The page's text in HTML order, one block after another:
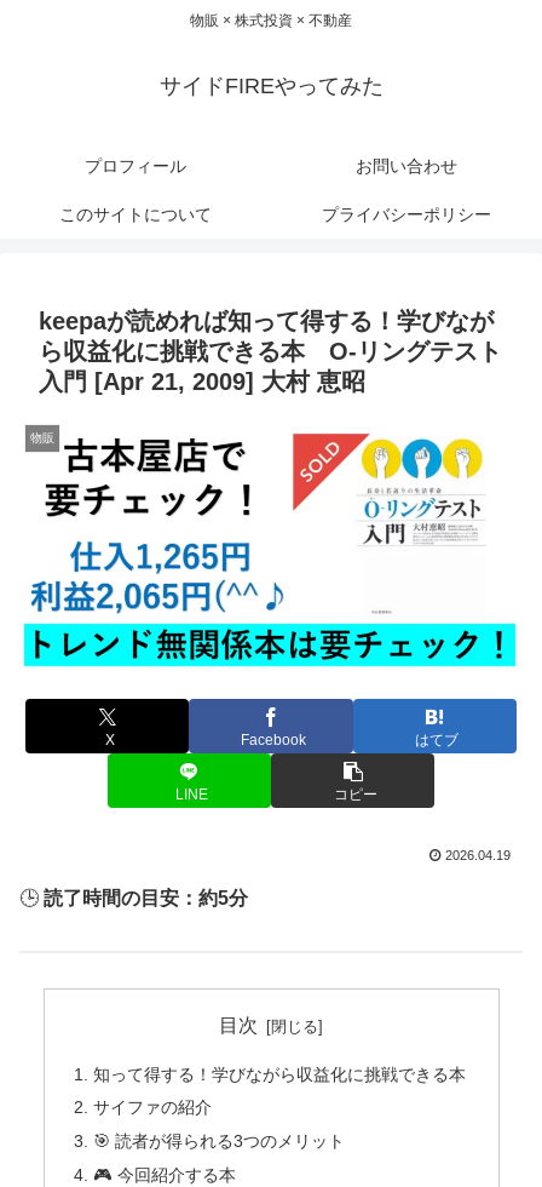
物販 × 株式投資 × 不動産
サイドFIREやってみた
プロフィール お問い合わせ
このサイトについて プライバシーポリシー
keepaが読めれば知って得する！学びなが
ら収益化に挑戦できる本 O-リングテスト
入門 [Apr 21, 2009] 大村 恵昭
物販
X Facebook はてブ
LINE コピー
2026.04.19
🕒 読了時間の目安：約5分
目次
知って得する！学びながら収益化に挑戦できる本
サイファの紹介
🎯 読者が得られる3つのメリット
🎮 今回紹介する本